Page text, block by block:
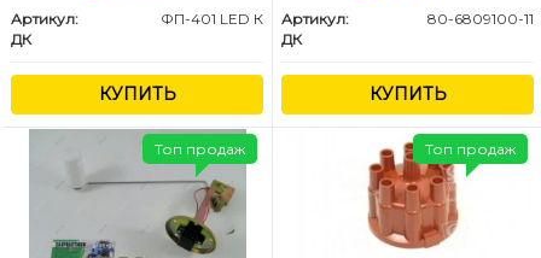
Артикул:
ФП-401 LED К
ДК
КУПИТЬ
Артикул:
80-6809100-11
ДК
КУПИТЬ
Топ продаж Топ продаж